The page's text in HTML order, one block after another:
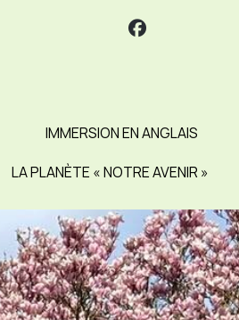
IMMERSION EN ANGLAIS
LA PLANÈTE « NOTRE AVENIR »